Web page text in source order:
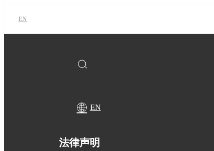
EN
EN
法律声明